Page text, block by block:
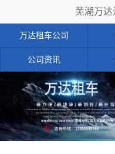
芜湖万达
万达租车公司
公司资讯